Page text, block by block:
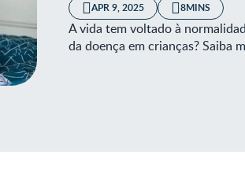
APR 9, 2025 8MINS
A vida tem voltado à
da doença em crianças? Saiba